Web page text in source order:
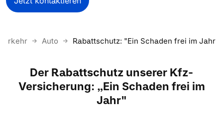
Auto Rabattschutz: "Ein Schaden frei im Jahr"
Der Rabattschutz unserer Kfz-
Versicherung: „Ein Schaden frei im
Jahr"